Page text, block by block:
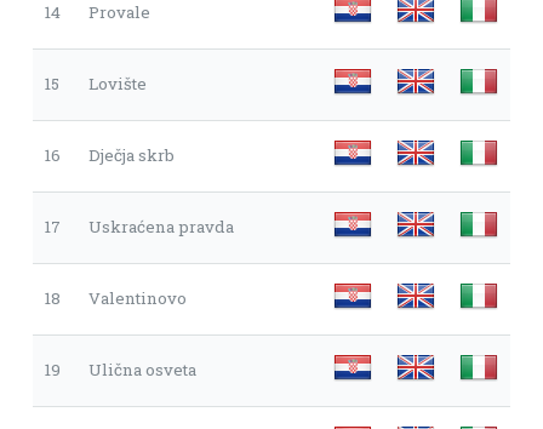
14 Provale
15 Lovište
16 Dječja skrb
17 Uskraćena pravda
18 Valentinovo
19 Ulična osveta